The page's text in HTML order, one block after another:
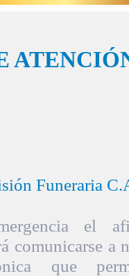
Funeraria
el
comunicarse a
que